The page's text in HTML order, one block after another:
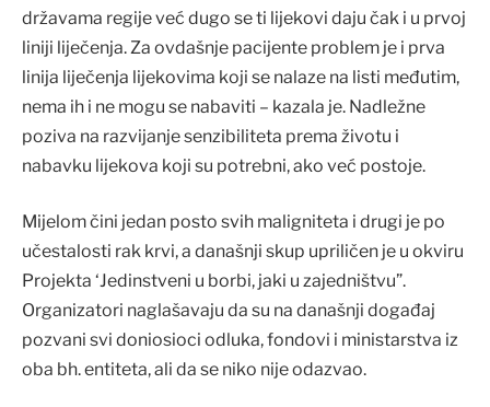
državama regije već dugo se ti lijekovi daju čak i u prvoj
liniji liječenja. Za ovdašnje pacijente problem je i prva
linija liječenja lijekovima koji se nalaze na listi međutim,
nema ih i ne mogu se nabaviti – kazala je. Nadležne
poziva na razvijanje senzibiliteta prema životu i
nabavku lijekova koji su potrebni, ako već postoje.
Mijelom čini jedan posto svih maligniteta i drugi je po
učestalosti rak krvi, a današnji skup upriličen je u okviru
Projekta ‘Jedinstveni u borbi, jaki u zajedništvu”.
Organizatori naglašavaju da su na današnji događaj
pozvani svi doniosioci odluka, fondovi i ministarstva iz
oba bh. entiteta, ali da se niko nije odazvao.